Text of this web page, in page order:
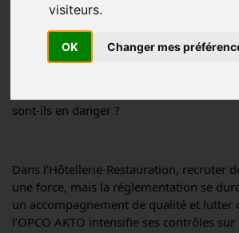
visiteurs.
OK Changer mes
25/06/2026
sont-ils en danger ?
Dans l’Hôtellerie-Restauration, recruter
une force, mais la réglementation se
un accompagnement de qualité et lutter
l’OPCO AKTO intensifie ses contrôles